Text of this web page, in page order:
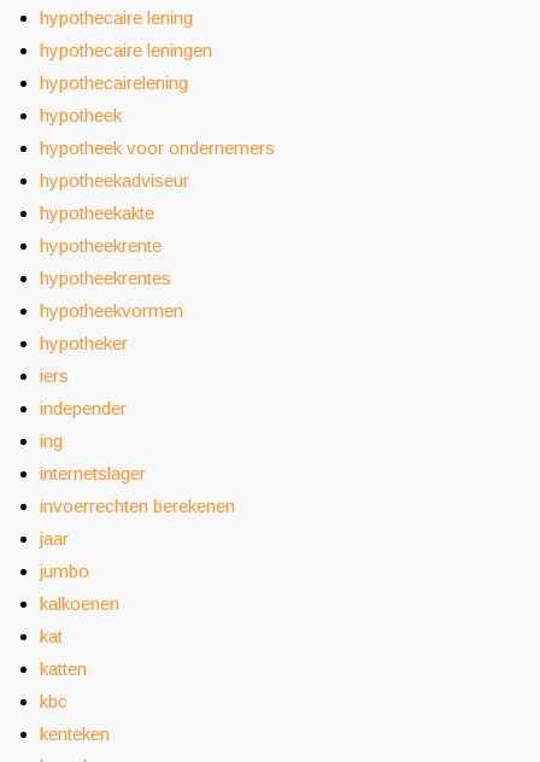
hypothecaire lening
hypothecaire leningen
hypothecairelening
hypotheek
hypotheek voor ondernemers
hypotheekadviseur
hypotheekakte
hypotheekrente
hypotheekrentes
hypotheekvormen
hypotheker
iers
independer
ing
internetslager
invoerrechten berekenen
jaar
jumbo
kalkoenen
kat
katten
kbc
kenteken